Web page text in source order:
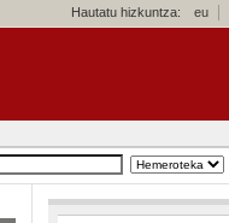
Hautatu hizkuntza: eu